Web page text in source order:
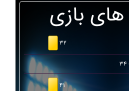
های بازی
۳۲
۳۴
۴۱